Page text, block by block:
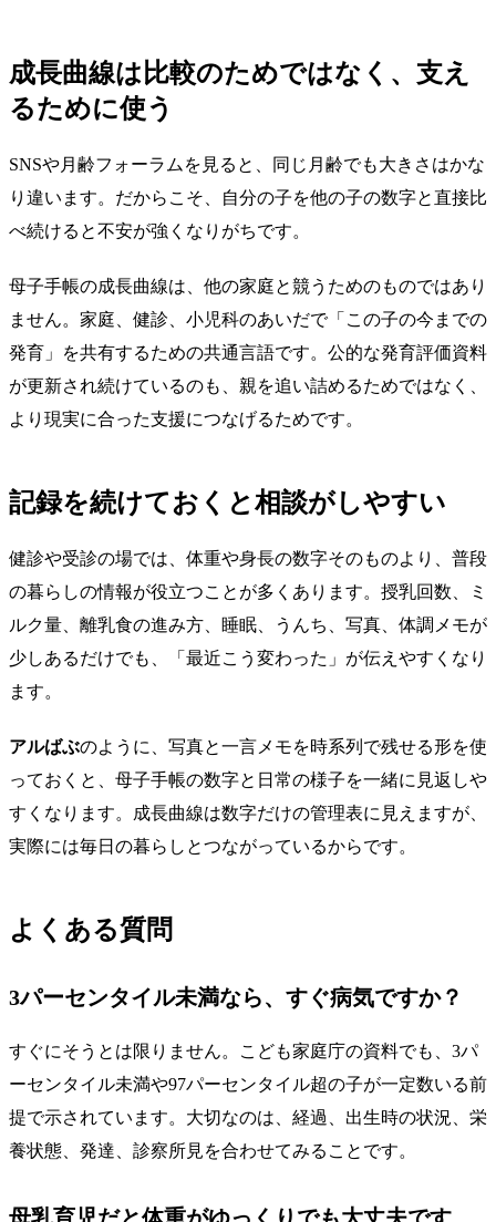
成長曲線は比較のためではなく、支え
るために使う
SNSや月齢フォーラムを見ると、同じ月齢でも大きさはかな
り違います。だからこそ、自分の子を他の子の数字と直接比
べ続けると不安が強くなりがちです。
母子手帳の成長曲線は、他の家庭と競うためのものではあり
ません。家庭、健診、小児科のあいだで「この子の今までの
発育」を共有するための共通言語です。公的な発育評価資料
が更新され続けているのも、親を追い詰めるためではなく、
より現実に合った支援につなげるためです。
記録を続けておくと相談がしやすい
健診や受診の場では、体重や身長の数字そのものより、普段
の暮らしの情報が役立つことが多くあります。授乳回数、ミ
ルク量、離乳食の進み方、睡眠、うんち、写真、体調メモが
少しあるだけでも、「最近こう変わった」が伝えやすくなり
ます。
アルばぶのように、写真と一言メモを時系列で残せる形を使
っておくと、母子手帳の数字と日常の様子を一緒に見返しや
すくなります。成長曲線は数字だけの管理表に見えますが、
実際には毎日の暮らしとつながっているからです。
よくある質問
3パーセンタイル未満なら、すぐ病気ですか？
すぐにそうとは限りません。こども家庭庁の資料でも、3パ
ーセンタイル未満や97パーセンタイル超の子が一定数いる前
提で示されています。大切なのは、経過、出生時の状況、栄
養状態、発達、診察所見を合わせてみることです。